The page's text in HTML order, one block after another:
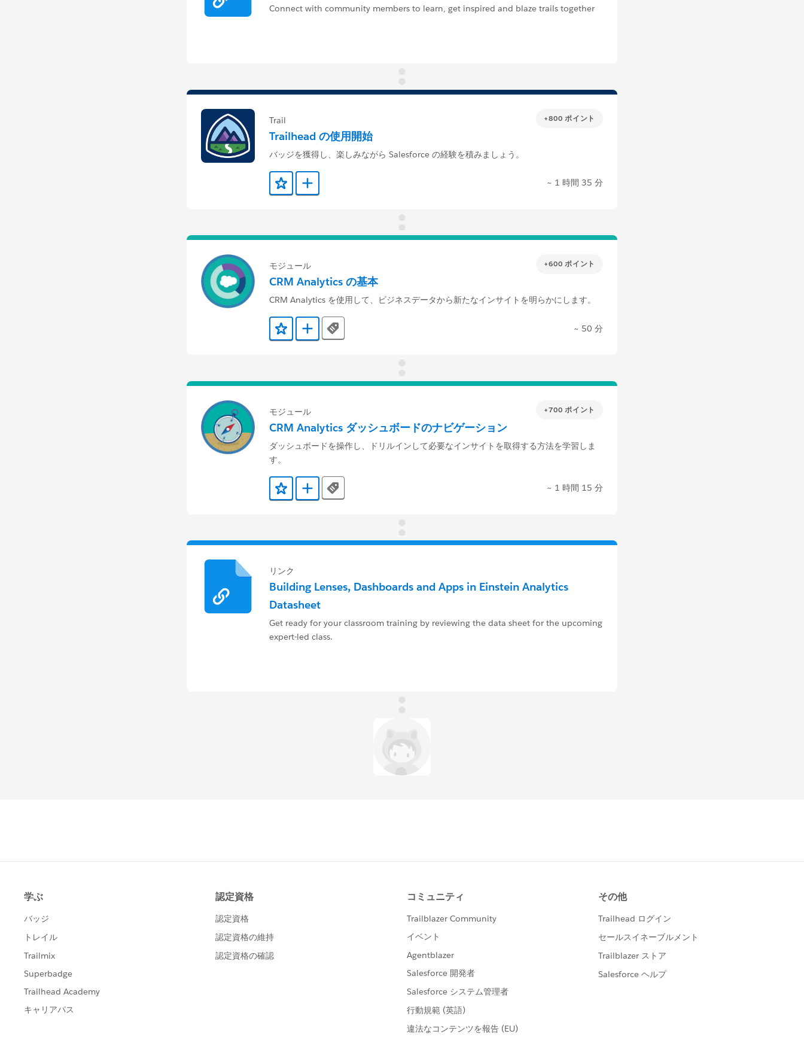
Connect with community members to learn, get inspired and blaze trails together
+800 ポイント
Trail
Trailhead の使用開始
バッジを獲得し、楽しみながら Salesforce の経験を積みましょう。
お気に入りに保存する
Trailmix に追加 ~ 1 時間 35 分
+600 ポイント
モジュール
CRM Analytics の基本
CRM Analytics を使用して、ビジネスデータから新たなインサイトを明らかにします。
お気に入りに保存する
Trailmix に追加
Tags ~ 50 分
+700 ポイント
モジュール
CRM Analytics ダッシュボードのナビゲーション
ダッシュボードを操作し、ドリルインして必要なインサイトを取得する方法を学習しま
す。
お気に入りに保存する
Trailmix に追加
Tags ~ 1 時間 15 分
リンク
Building Lenses, Dashboards and Apps in Einstein Analytics
Datasheet
Get ready for your classroom training by reviewing the data sheet for the upcoming
expert-led class.